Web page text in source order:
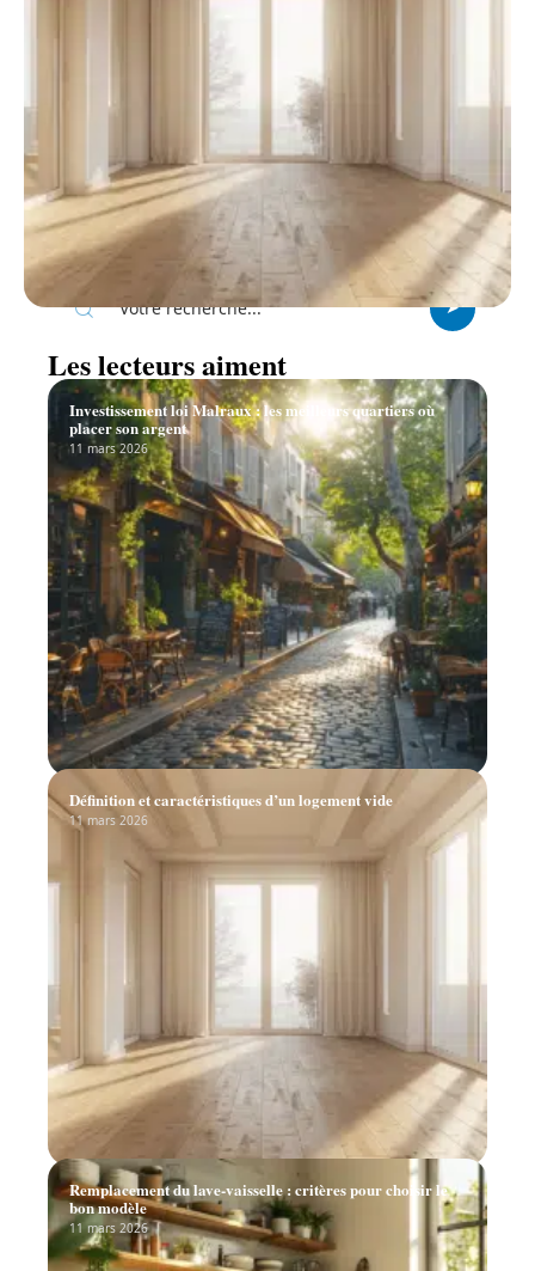
Recherche
Les lecteurs aiment
Investissement loi Malraux : les meilleurs quartiers où
placer son argent
11 mars 2026
Définition et caractéristiques d’un logement vide
11 mars 2026
Remplacement du lave-vaisselle : critères pour choisir le
bon modèle
11 mars 2026